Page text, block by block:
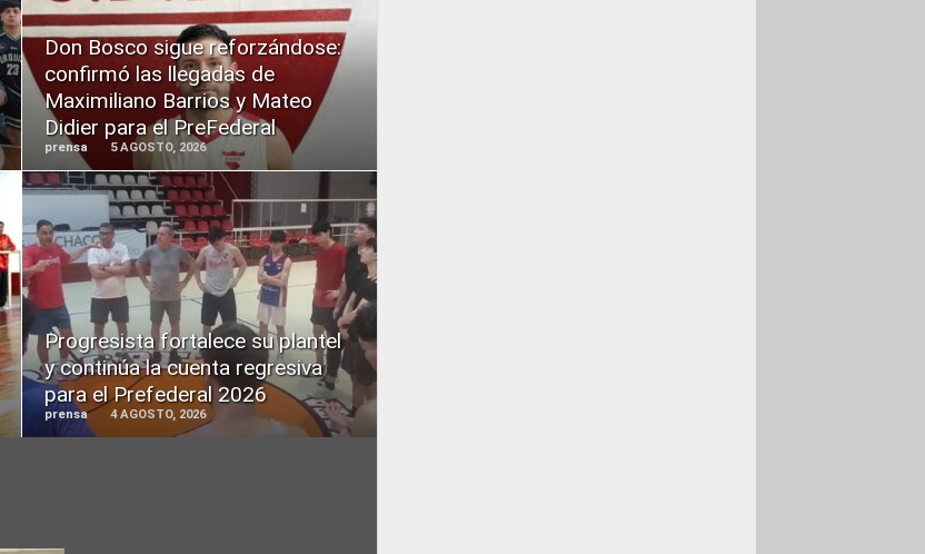
Don Bosco sigue reforzándose:
confirmó las llegadas de
Maximiliano Barrios y Mateo
Didier para el PreFederal
prensa 5 AGOSTO, 2026
READ
MORE
Progresista fortalece su plantel
y continúa la cuenta regresiva
para el Prefederal 2026
prensa 4 AGOSTO, 2026
READ
MORE